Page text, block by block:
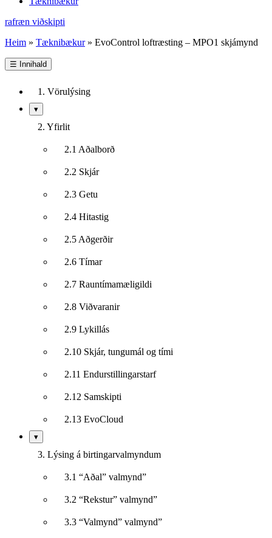
rafræn viðskipti
Heim » Tæknibækur» EvoControl loftræsting – MPO1 skjámynd
☰ Innihald
1. Vörulýsing
▾Sýna/fela
undirkafla
2. Yfirlit
2.1 Aðalborð
2.2 Skjár
2.3 Getu
2.4 Hitastig
2.5 Aðgerðir
2.6 Tímar
2.7 Rauntímamæligildi
2.8 Viðvaranir
2.9 Lykillás
2.10 Skjár, tungumál og tími
2.11 Endurstillingarstarf
2.12 Samskipti
2.13 EvoCloud
▾Sýna/fela
undirkafla
3. Lýsing á birtingarvalmyndum
3.1 “Aðal” valmynd”
3.2 “Rekstur” valmynd”
3.3 “Valmynd” valmynd”